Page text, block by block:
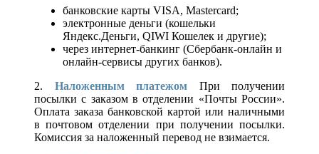
банковские карты VISA, Mastercard;
электронные деньги (кошельки
Яндекс.Деньги, QIWI Кошелек и другие);
через интернет-банкинг (Сбербанк-онлайн и
онлайн-сервисы других банков).
2. Наложенным платежом При получении
посылки с заказом в отделении «Почты России».
Оплата заказа банковской картой или наличными
в почтовом отделении при получении посылки.
Комиссия за наложенный перевод не взимается.